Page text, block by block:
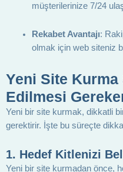
müşterilerinize 7/24
Rekabet Avantajı:
olmak için web siteniz
Yeni Site
Edilmesi
Yeni bir site kurmak, dikkatli
gerektirir. İşte bu süreçte
1. Hedef Kitlenizi
Yeni bir site kurmadan önce,